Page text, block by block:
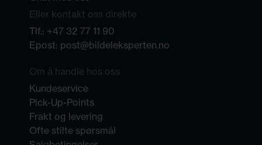
Eller kontakt oss direkte
Tlf.: +47 32 77 11 90
Epost: post@bildeleksperten.no
Om å handle hos oss
Kundeservice
Pick-Up-Points
Frakt og levering
Ofte stilte spørsmål